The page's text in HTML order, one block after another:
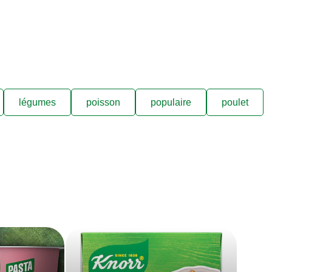
légumes poisson populaire poulet